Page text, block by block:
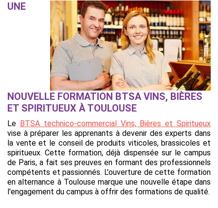
UNE
NOUVELLE FORMATION BTSA VINS, BIÈRES
ET SPIRITUEUX À TOULOUSE
Le BTSA technico-commercial Vins, Bières et Spiritueux
vise à préparer les apprenants à devenir des experts dans
la vente et le conseil de produits viticoles, brassicoles et
spiritueux. Cette formation, déjà dispensée sur le campus
de Paris, a fait ses preuves en formant des professionnels
compétents et passionnés. L'ouverture de cette formation
en alternance à Toulouse marque une nouvelle étape dans
l'engagement du campus à offrir des formations de qualité.